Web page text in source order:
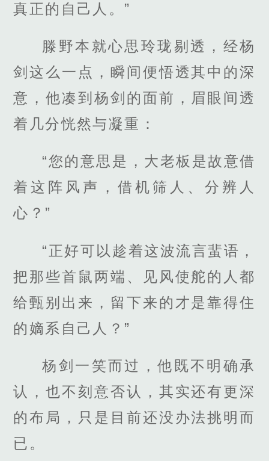
真正的自己人。”
滕野本就心思玲珑剔透，经杨
剑这么一点，瞬间便悟透其中的深
意，他凑到杨剑的面前，眉眼间透
着几分恍然与凝重：
“您的意思是，大老板是故意借
着这阵风声，借机筛人、分辨人
心？”
“正好可以趁着这波流言蜚语，
把那些首鼠两端、见风使舵的人都
给甄别出来，留下来的才是靠得住
的嫡系自己人？”
杨剑一笑而过，他既不明确承
认，也不刻意否认，其实还有更深
的布局，只是目前还没办法挑明而
已。